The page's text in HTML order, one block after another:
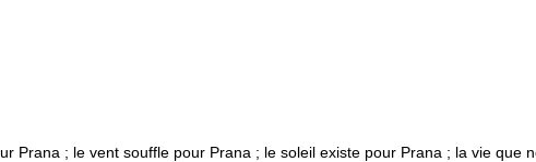
Prana ; le vent souffle pour Prana ; le soleil existe pour Prana ; la vie que